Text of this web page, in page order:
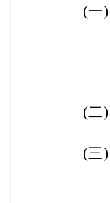
(一)
(二)
(三)